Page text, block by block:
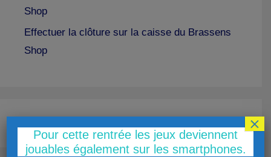
Shop
Effectuer la clôture sur la caisse du Brassens
Shop
Pour cette rentrée les jeux deviennent
jouables également sur les smartphones.
×